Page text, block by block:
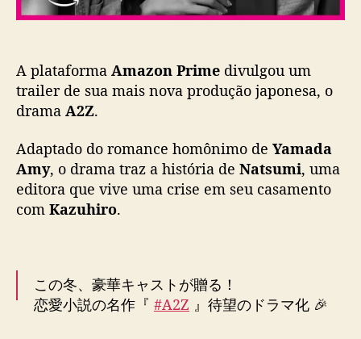
ã
d
u
l
g
r
a
i
d
A plataforma Amazon Prime divulgou um
trailer de sua mais nova produção japonesa, o
drama A2Z.
Adaptado do romance homônimo de Yamada
Amy, o drama traz a história de Natsumi, uma
editora que vive uma crise em seu casamento
com Kazuhiro.
この冬、豪華キャストが贈る！
恋愛小説の名作『 #A2Z 』待望のドラマ化 🎉